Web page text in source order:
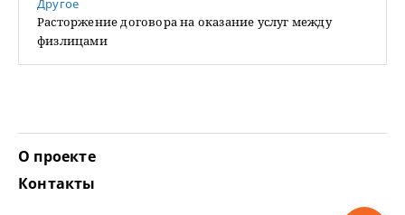
Другое
Расторжение договора на оказание услуг между
физлицами
О проекте
Контакты